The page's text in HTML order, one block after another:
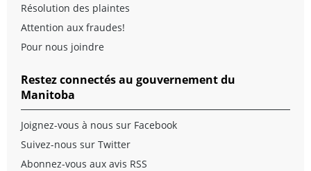
Résolution des plaintes
Attention aux fraudes!
Pour nous joindre
Restez connectés au gouvernement du
Manitoba
Joignez-vous à nous sur Facebook
Suivez-nous sur Twitter
Abonnez-vous aux avis RSS